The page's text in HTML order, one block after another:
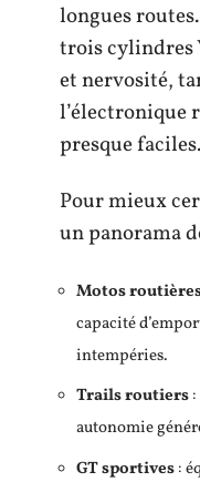
longues
trois cylindres
et nervosité,
l’électronique
presque faciles.
Pour mieux
un panorama
Motos
capacité
intempéries.
Trails routiers
autonomie
GT sportives: